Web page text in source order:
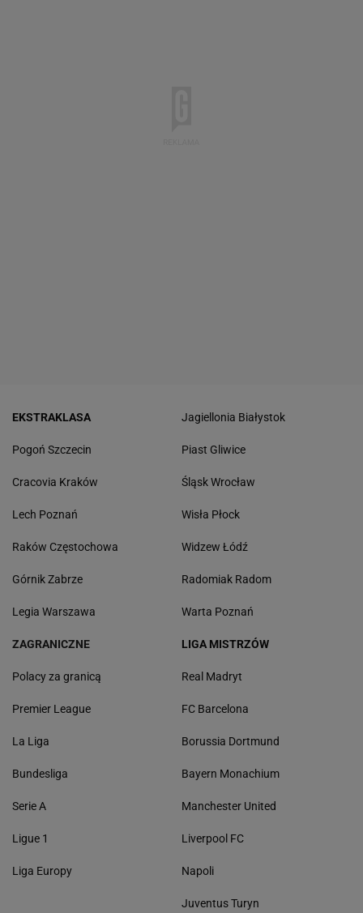
EKSTRAKLASA
Pogoń Szczecin
Cracovia Kraków
Lech Poznań
Raków Częstochowa
Górnik Zabrze
Legia Warszawa
Jagiellonia Białystok
Piast Gliwice
Śląsk Wrocław
Wisła Płock
Widzew Łódź
Radomiak Radom
Warta Poznań
ZAGRANICZNE
Polacy za granicą
Premier League
La Liga
Bundesliga
Serie A
Ligue 1
Liga Europy
LIGA MISTRZÓW
Real Madryt
FC Barcelona
Borussia Dortmund
Bayern Monachium
Manchester United
Liverpool FC
Napoli
Juventus Turyn